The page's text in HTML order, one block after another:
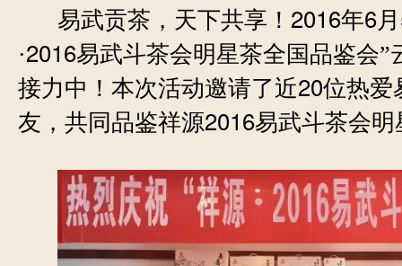
易武贡茶，天下共享！ 2016年6月
·2016易武斗茶会明星茶全国品鉴会”
接力中！本次活动邀请了近20位热爱
友，共同品鉴祥源2016易武斗茶会明